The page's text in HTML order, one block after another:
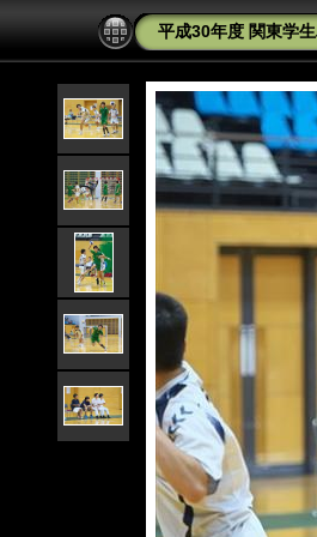
平成30年度 関東学